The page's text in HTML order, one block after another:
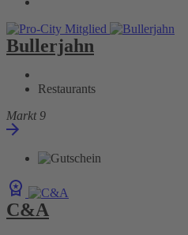
Bullerjahn
Restaurants
Markt 9
C&A